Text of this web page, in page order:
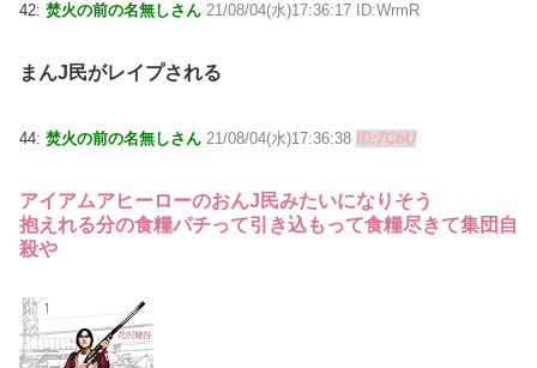
42: 焚火の前の名無しさん 21/08/04(水)17:36:17 ID:WrmR
まんJ民がレイプされる
44: 焚火の前の名無しさん 21/08/04(水)17:36:38 ID:7CbU
アイアムアヒーローのおんJ民みたいになりそう
抱えれる分の食糧パチって引き込もって食糧尽きて集団自
殺や